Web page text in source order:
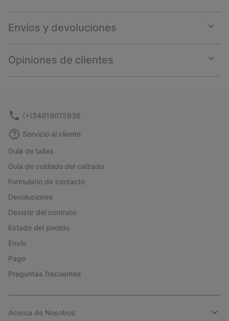
Envíos y devoluciones
or
Opiniones de clientes
or
(+)34919015936
Servicio al cliente
Guía de tallas
Guía de cuidado del calzado
Formulario de contacto
Devoluciones
Desistir del contrato
Estado del pedido
Envío
Pago
Preguntas frecuentes
Acerca de Nosotros